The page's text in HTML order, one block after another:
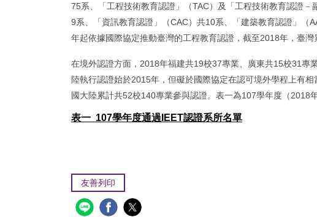
75系、「工程技術教育認證」（TAC）及「工程技術教育認證
9系、「資訊教育認證」（CAC）共10系、「建築教育認證」（
年起依據國際協定推動臺灣的工程教育認證，截至2018年，臺灣
在境外認證方面，2018年福建共19校37專業、廣東共15校31專
陸執行認證始於2015年，但礙於國際協定在認可境外學程上有
國大陸累計共52校140專業參與認證。表一為107學年度（2018
表一 107學年度通過IEET認證系所名單
友善列印